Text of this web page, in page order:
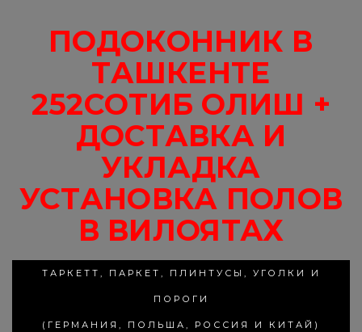
ПОДОКОННИК В
ТАШКЕНТЕ
252СОТИБ ОЛИШ +
ДОСТАВКА И
УКЛАДКА
УСТАНОВКА ПОЛОВ
В ВИЛОЯТАХ
ТАРКЕТТ, ПАРКЕТ, ПЛИНТУСЫ, УГОЛКИ И
ПОРОГИ
(ГЕРМАНИЯ, ПОЛЬША, РОССИЯ И КИТАЙ)